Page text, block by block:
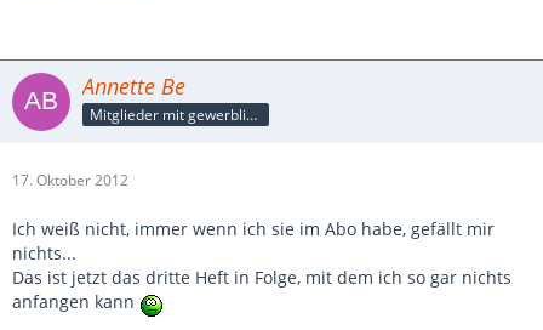
Annette Be
Mitglieder mit gewerblicher Verbindung, auch als Mitarbeiter/in
17. Oktober 2012
Ich weiß nicht, immer wenn ich sie im Abo habe, gefällt mir
nichts...
Das ist jetzt das dritte Heft in Folge, mit dem ich so gar nichts
anfangen kann